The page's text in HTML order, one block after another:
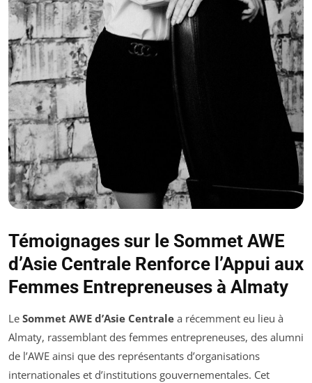
Témoignages sur le Sommet AWE
d’Asie Centrale Renforce l’Appui aux
Femmes Entrepreneuses à Almaty
Le Sommet AWE d’Asie Centrale a récemment eu lieu à
Almaty, rassemblant des femmes entrepreneuses, des alumni
de l’AWE ainsi que des représentants d’organisations
internationales et d’institutions gouvernementales. Cet